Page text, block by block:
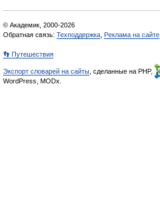
© Академик, 2000-2026
Обратная связь: Техподдержка Реклама на сайте
👣 Путешествия
Экспорт словарей на сайты , сделанные на PHP,
WordPress, MODx.